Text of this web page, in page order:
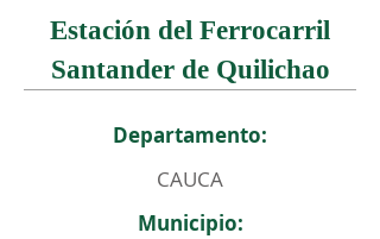
Estación del Ferrocarril
Santander de Quilichao
Departamento:
CAUCA
Municipio: